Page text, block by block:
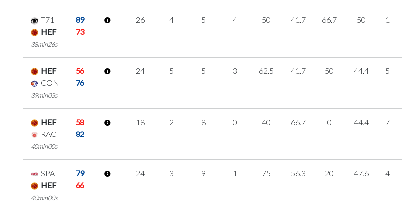
T71
89
HEF
73
38min26s
26 4 5 4 50 41.7 66.7 50 1
HEF
56
CON
76
39min03s
24 5 5 3 62.5 41.7 50 44.4 5
HEF
58
RAC
82
40min00s
18 2 8 0 40 66.7 0 44.4 7
SPA
79
HEF
66
40min00s
24 3 9 1 75 56.3 20 47.6 4